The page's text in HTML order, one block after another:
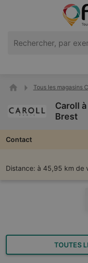
Tous les magasins
Caroll
Brest
Contact
Distance: à 45,95 km de
TOUTES